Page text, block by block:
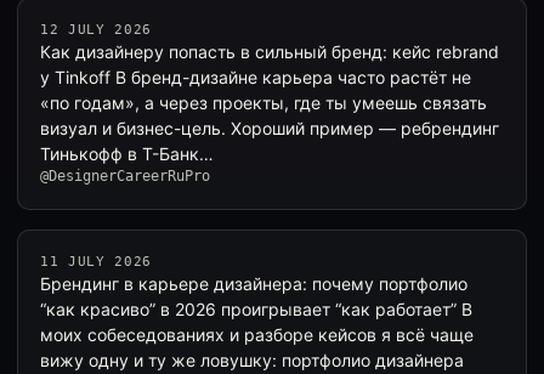
12 JULY 2026
Как дизайнеру попасть в сильный бренд: кейс rebrand
у Tinkoff В бренд-дизайне карьера часто растёт не
«по годам», а через проекты, где ты умеешь связать
визуал и бизнес-цель. Хороший пример — ребрендинг
Тинькофф в Т-Банк…
@DesignerCareerRuPro
11 JULY 2026
Брендинг в карьере дизайнера: почему портфолио
“как красиво” в 2026 проигрывает “как работает” В
моих собеседованиях и разборе кейсов я всё чаще
вижу одну и ту же ловушку: портфолио дизайнера